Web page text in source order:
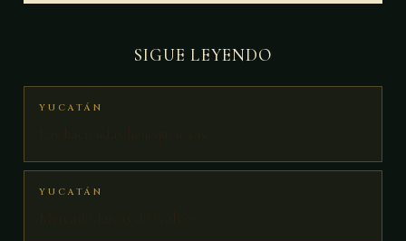
SIGUE LEYENDO
YUCATÁN
YUCATÁN